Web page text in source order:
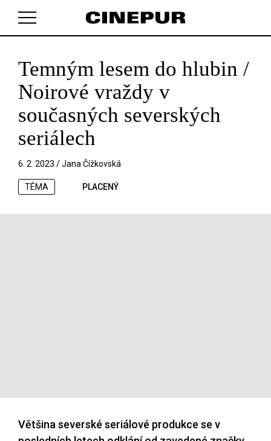
V košíku zatím nemáte žádné položky.
Temným lesem do hlubin /
Noirové vraždy v
současných severských
seriálech
6. 2. 2023 /Jana Čížkovská
TÉMA PLACENÝ
Většina severské seriálové produkce se v